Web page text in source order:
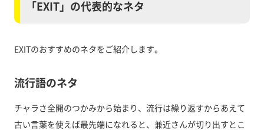
「EXIT」の代表的なネタ
EXITのおすすめのネタをご紹介します。
流行語のネタ
チャラさ全開のつかみから始まり、流行は繰り返すからあえて
古い言葉を使えば最先端になれると、兼近さんが切り出すとこ